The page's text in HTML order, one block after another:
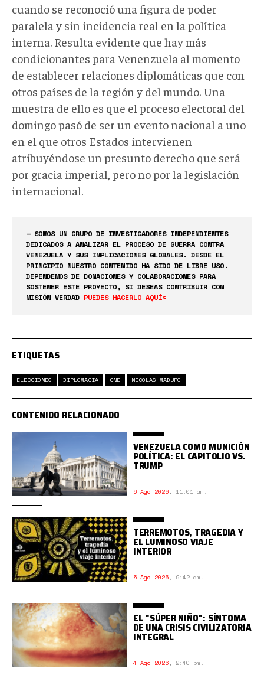
cuando se reconoció una figura de poder
paralela y sin incidencia real en la política
interna. Resulta evidente que hay más
condicionantes para Venenzuela al momento
de establecer relaciones diplomáticas que con
otros países de la región y del mundo. Una
muestra de ello es que el proceso electoral del
domingo pasó de ser un evento nacional a uno
en el que otros Estados intervienen
atribuyéndose un presunto derecho que será
por gracia imperial, pero no por la legislación
internacional.
— SOMOS UN GRUPO DE INVESTIGADORES INDEPENDIENTES
DEDICADOS A ANALIZAR EL PROCESO DE GUERRA CONTRA
VENEZUELA Y SUS IMPLICACIONES GLOBALES. DESDE EL
PRINCIPIO NUESTRO CONTENIDO HA SIDO DE LIBRE USO.
DEPENDEMOS DE DONACIONES Y COLABORACIONES PARA
SOSTENER ESTE PROYECTO, SI DESEAS CONTRIBUIR CON
MISIÓN VERDAD PUEDES HACERLO AQUÍ<
ETIQUETAS
ELECCIONES DIPLOMACIA CNE NICOLÁS MADURO
CONTENIDO RELACIONADO
VENEZUELA COMO MUNICIÓN
POLÍTICA: EL CAPITOLIO VS.
TRUMP
6 Ago 2026, 11:01 am.
TERREMOTOS, TRAGEDIA Y
EL LUMINOSO VIAJE
INTERIOR
5 Ago 2026, 9:42 am.
EL "SÚPER NIÑO": SÍNTOMA
DE UNA CRISIS CIVILIZATORIA
INTEGRAL
4 Ago 2026, 2:40 pm.